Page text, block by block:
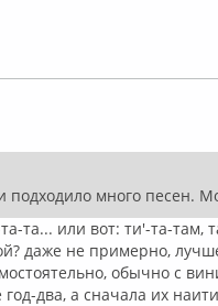
подходило много песен.
та... или вот: ти'-та-там,
даже не примерно,
обычно с
два, а сначала их